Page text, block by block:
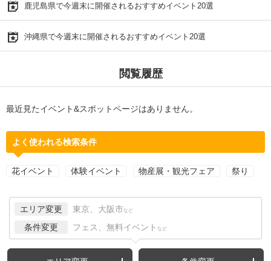
鹿児島県で今週末に開催されるおすすめイベント20選
沖縄県で今週末に開催されるおすすめイベント20選
閲覧履歴
最近見たイベント&スポットページはありません。
よく使われる検索条件
花イベント 体験イベント 物産展・観光フェア 祭り
エリア変更 東京、大阪市 など
条件変更 フェス、無料イベント など